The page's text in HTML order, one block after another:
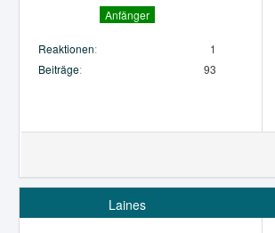
Anfänger
Reaktionen
1
Beiträge
93
Laines